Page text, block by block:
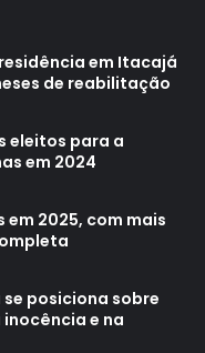
em Itacajá
de reabilitação
eleitos para a
em 2024
2025, com mais
posiciona sobre
e na